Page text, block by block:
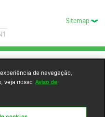
Sitemap
de navegação,
veja nosso Aviso de